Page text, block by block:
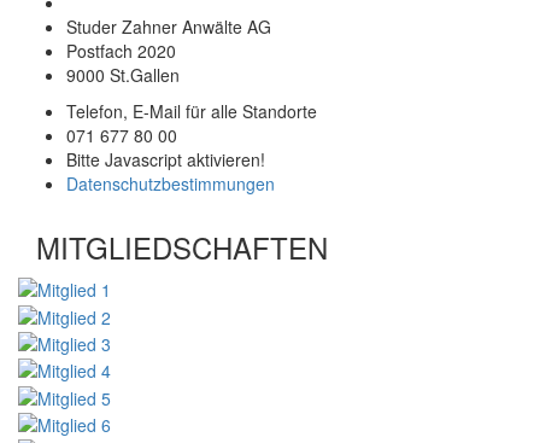
Studer Zahner Anwälte AG
Postfach 2020
9000 St.Gallen
Telefon, E-Mail für alle Standorte
071 677 80 00
Bitte Javascript aktivieren!
Datenschutzbestimmungen
MITGLIEDSCHAFTEN